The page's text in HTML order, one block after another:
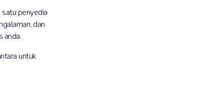
penyedia
dan
anda.
untuk